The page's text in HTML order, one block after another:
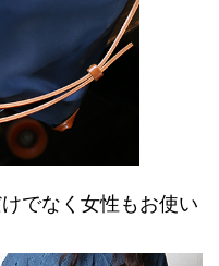
でなく女性もお使い